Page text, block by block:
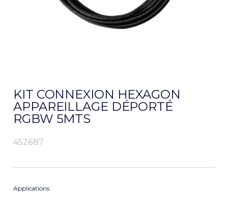
KIT CONNEXION HEXAGON
APPAREILLAGE DÉPORTÉ
RGBW 5MTS
452687
Applications